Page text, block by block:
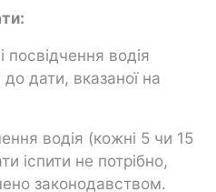
посвідчення водія
дати, вказаної на
водія (кожні 5 чи 15
іспити не потрібно,
законодавством.